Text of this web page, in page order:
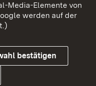
Media-Elemente von
werden auf der
bestätigen